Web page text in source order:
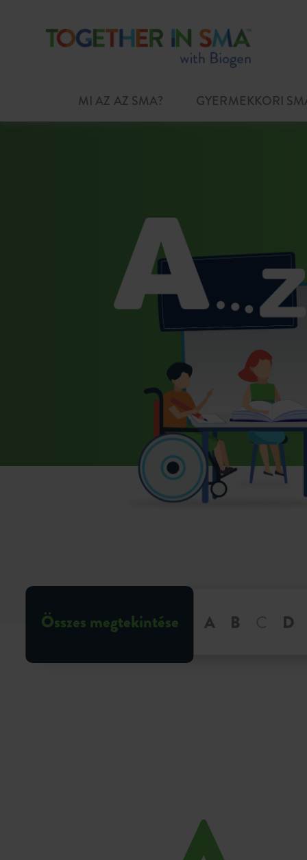
MI AZ AZ SMA? GYERMEKKORI
Összes megtekintése A B D